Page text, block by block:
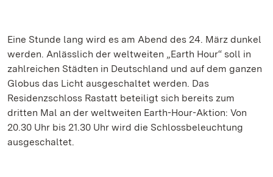
Eine Stunde lang wird es am Abend des 24. März dunkel
werden. Anlässlich der weltweiten „Earth Hour“ soll in
zahlreichen Städten in Deutschland und auf dem ganzen
Globus das Licht ausgeschaltet werden. Das
Residenzschloss Rastatt beteiligt sich bereits zum
dritten Mal an der weltweiten Earth-Hour-Aktion: Von
20.30 Uhr bis 21.30 Uhr wird die Schlossbeleuchtung
ausgeschaltet.